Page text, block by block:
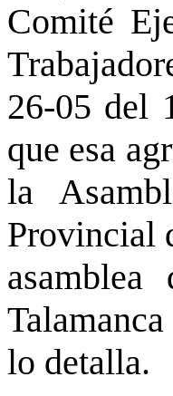
Comité
26-05 del
que esa
la
Provincial
lo detalla.